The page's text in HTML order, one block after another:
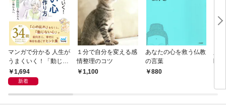
マンガで分かる 人生が
うまくいく！「動じな
い心」の作り方
1,694
新着
１分で自分を変える感
情整理のコツ
1,100
あなたの心を救う仏教
の言葉
880
断